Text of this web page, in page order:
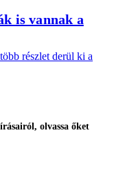
is vannak a
részlet derül ki a
olvassa őket